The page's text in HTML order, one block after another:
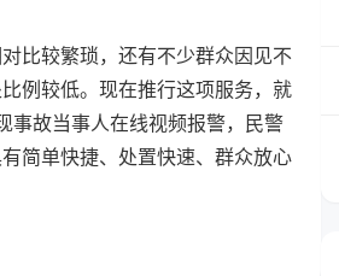
比较繁琐，还有不少群众因见不
例较低。现在推行这项服务，就
事故当事人在线视频报警，民警
简单快捷、处置快速、群众放心